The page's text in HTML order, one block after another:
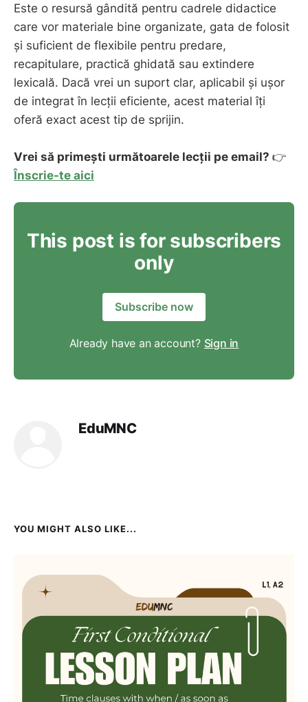
Este o resursă gândită pentru cadrele didactice
care vor materiale bine organizate, gata de folosit
și suficient de flexibile pentru predare,
recapitulare, practică ghidată sau extindere
lexicală. Dacă vrei un suport clar, aplicabil și ușor
de integrat în lecții eficiente, acest material îți
oferă exact acest tip de sprijin.
Vrei să primești următoarele lecții pe email? 👉
Înscrie-te aici
This post is for subscribers
only
Subscribe now
Already have an account? Sign in
EduMNC
YOU MIGHT ALSO LIKE...